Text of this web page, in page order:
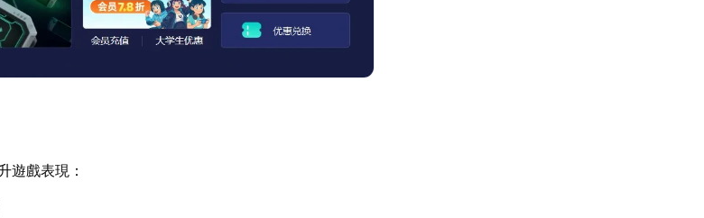
遊戲表現：